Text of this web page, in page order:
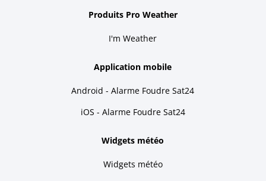
Produits Pro Weather
I'm Weather
Application mobile
Android - Alarme Foudre Sat24
iOS - Alarme Foudre Sat24
Widgets météo
Widgets météo